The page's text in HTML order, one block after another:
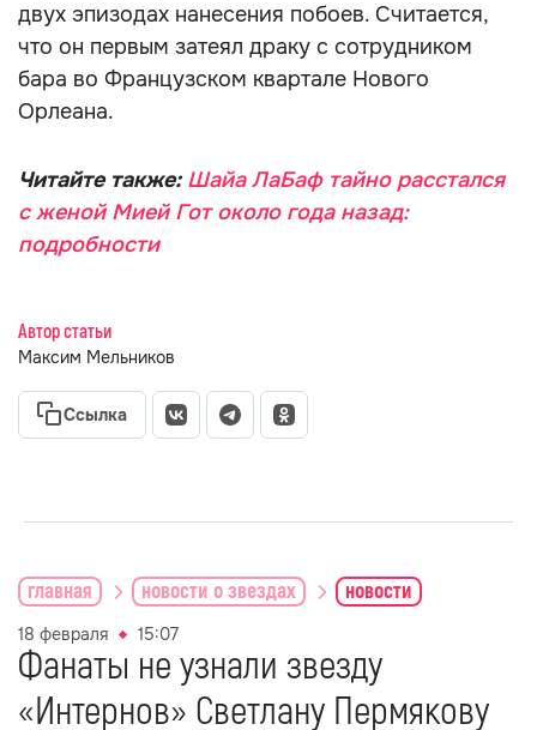
двух эпизодах нанесения побоев. Считается,
что он первым затеял драку с сотрудником
бара во Французском квартале Нового
Орлеана.
Читайте также: Шайа ЛаБаф тайно расстался
с женой Мией Гот около года назад:
подробности
Автор статьи
Максим Мельников
Ссылка
главная новости о звездах новости
18 февраля 15:07
Фанаты не узнали звезду
«Интернов» Светлану Пермякову